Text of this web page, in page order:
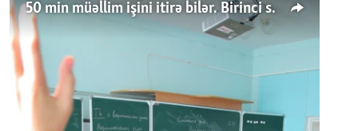
50 min müəllim işini itirə bilər. Birinci sinfə gedənlər azalır